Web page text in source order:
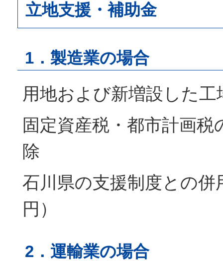
立地支援・補助金
1．製造業の場合
用地および新増設した
固定資産税・都市計画税
除
石川県の支援制度との併
円）
2．運輸業の場合